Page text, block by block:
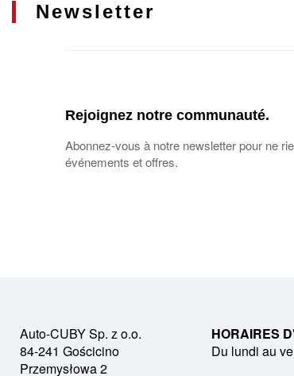
Newsletter
Rejoignez notre communauté.
Abonnez-vous à notre newsletter pour ne
événements et offres.
Auto-CUBY Sp. z o.o.
84-241 Gościcino
Przemysłowa 2
HORAIRES
Du lundi au